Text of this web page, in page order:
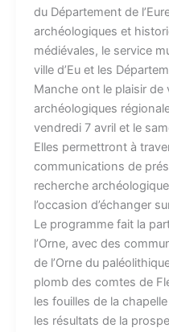
du Département de
archéologiques et
médiévales, le service
ville d’Eu et les
Manche ont le plaisir de
archéologiques
vendredi 7 avril et le
Elles permettront à
communications de
recherche
l’occasion d’échanger
Le programme fait la
l’Orne, avec des
de l’Orne du
plomb des comtes de
les fouilles de la
les résultats de la